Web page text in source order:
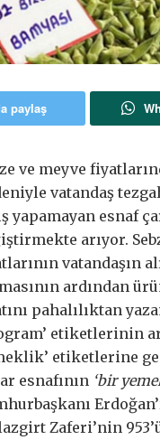
paylaş
ve meyve
vatandaş
yapamayan esnaf
arıyor.
vatandaşın
ardından
pahalılıktan
etiketlerinin
etiketlerine
esnafının ‘bir
Zaferi’nin